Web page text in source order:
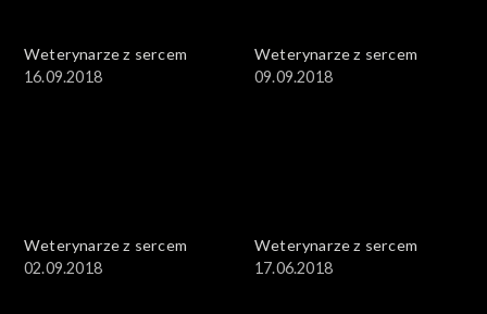
Weterynarze z sercem
16.09.2018
Weterynarze z sercem
09.09.2018
Weterynarze z sercem
02.09.2018
Weterynarze z sercem
17.06.2018